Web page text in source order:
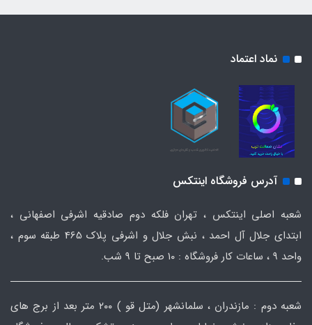
نماد اعتماد
آدرس فروشگاه اینتکس
شعبه اصلی اینتکس ، تهران فلکه دوم صادقیه اشرفی اصفهانی ،
ابتدای جلال آل احمد ، نبش جلال و اشرفی پلاک 465 طبقه سوم ،
واحد ۹ ، ساعات کار فروشگاه : ۱۰ صبح تا ۹ شب.
شعبه دوم : مازندران ، سلمانشهر (متل قو ) ۲۰۰ متر بعد از برج های